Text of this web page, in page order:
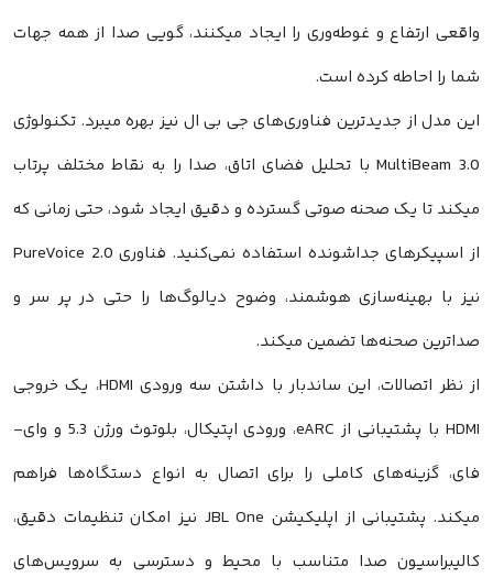
ارتفاع و غوطه‌وری را ایجاد میکنند، گویی صدا از همه جهات
را احاطه کرده است.
مدل از جدیدترین فناوری‌های جی بی ال نیز بهره میبرد. تکنولوژی
MultiBeam 3.0 با تحلیل فضای اتاق، صدا را به نقاط مختلف پرتاب
تا یک صحنه صوتی گسترده و دقیق ایجاد شود، حتی زمانی که
از اسپیکرهای جداشونده استفاده نمی‌کنید. فناوری PureVoice 2.0
با بهینه‌سازی هوشمند، وضوح دیالوگ‌ها را حتی در پر سر و
صحنه‌ها تضمین میکند.
از نظر اتصالات، این ساندبار با داشتن سه ورودی HDMI، یک خروجی
HDMI با پشتیبانی از eARC، ورودی اپتیکال، بلوتوث ورژن 5.3 و وای-
گزینه‌های کاملی را برای اتصال به انواع دستگاه‌ها فراهم
میکند. پشتیبانی از اپلیکیشن JBL One نیز امکان تنظیمات دقیق،
صدا متناسب با محیط و دسترسی به سرویس‌های